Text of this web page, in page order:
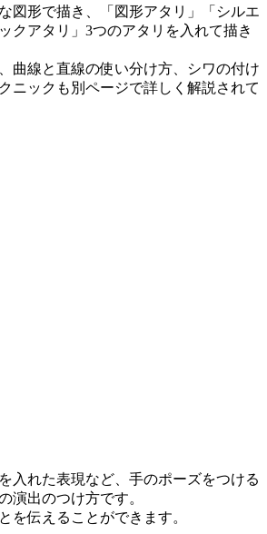
図形で描き、「図形アタリ」「シルエ
クアタリ」3つのアタリを入れて描き
曲線と直線の使い分け方、シワの付け
ニックも別ページで詳しく解説されて
入れた表現など、手のポーズをつける
演出のつけ方です。
を伝えることができます。